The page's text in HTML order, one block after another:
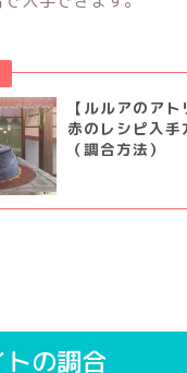
【ルルアのア
赤のレシピ入手
（調合方法）
の調合